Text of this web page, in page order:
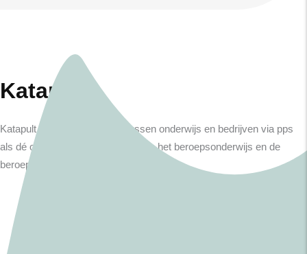
Katapult
Katapult ziet samenwerking tussen onderwijs en bedrijven via pps
als dé oplossing om te werken aan het beroepsonderwijs en de
beroepspraktijk van morgen.